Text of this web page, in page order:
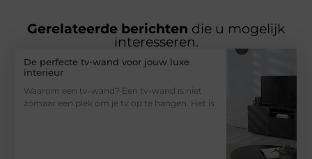
Gerelateerde berichten die u mogelijk
interesseren.
De perfecte tv-wand voor jouw luxe
interieur
Waarom een tv-wand? Een tv-wand is niet
zomaar een plek om je tv op te hangen. Het is